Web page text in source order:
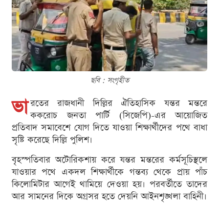
ছবি : সংগৃহীত
ভা রতের রাজধানী দিল্লির ঐতিহাসিক যন্তর মন্তরে
ককরোচ জনতা পার্টি (সিজেপি)-এর আয়োজিত
প্রতিবাদ সমাবেশে যোগ দিতে যাওয়া শিক্ষার্থীদের পথে বাধা
সৃষ্টি করেছে দিল্লি পুলিশ।
বৃহস্পতিবার অটোরিকশায় করে যন্তর মন্তরের কর্মসূচিস্থলে
যাওয়ার পথে একদল শিক্ষার্থীকে গন্তব্য থেকে প্রায় পাঁচ
কিলোমিটার আগেই থামিয়ে দেওয়া হয়। পরবর্তীতে তাদের
আর সামনের দিকে অগ্রসর হতে দেয়নি আইনশৃঙ্খলা বাহিনী।